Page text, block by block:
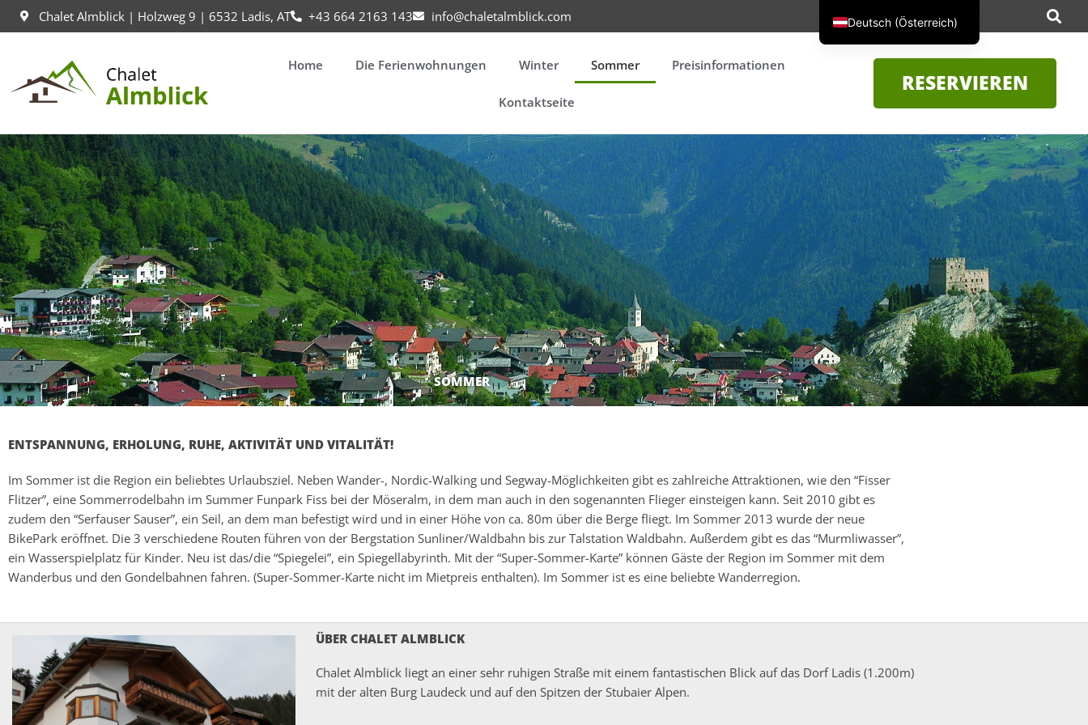
content
Skip
Chalet Almblick | Holzweg 9 | 6532 Ladis, AT +43 664 2163 143 info@chaletalmblick.com
Home Die Ferienwohnungen Winter Sommer Preisinformationen
Kontaktseite
RESERVIEREN
SOMMER
ENTSPANNUNG, ERHOLUNG, RUHE, AKTIVITÄT UND VITALITÄT!
Im Sommer ist die Region ein beliebtes Urlaubsziel. Neben Wander-, Nordic-Walking und Segway-Möglichkeiten gibt es zahlreiche Attraktionen, wie den “Fisser
Flitzer”, eine Sommerrodelbahn im Summer Funpark Fiss bei der Möseralm, in dem man auch in den sogenannten Flieger einsteigen kann. Seit 2010 gibt es
zudem den “Serfauser Sauser”, ein Seil, an dem man befestigt wird und in einer Höhe von ca. 80m über die Berge fliegt. Im Sommer 2013 wurde der neue
BikePark eröffnet. Die 3 verschiedene Routen führen von der Bergstation Sunliner/Waldbahn bis zur Talstation Waldbahn. Außerdem gibt es das “Murmliwasser”,
ein Wasserspielplatz für Kinder. Neu ist das/die “Spiegelei”, ein Spiegellabyrinth. Mit der “Super-Sommer-Karte” können Gäste der Region im Sommer mit dem
Wanderbus und den Gondelbahnen fahren. (Super-Sommer-Karte nicht im Mietpreis enthalten). Im Sommer ist es eine beliebte Wanderregion.
ÜBER CHALET ALMBLICK
Chalet Almblick liegt an einer sehr ruhigen Straße mit einem fantastischen Blick auf das Dorf Ladis (1.200m)
mit der alten Burg Laudeck und auf den Spitzen der Stubaier Alpen.
Deutsch (Österreich)
Nederlands